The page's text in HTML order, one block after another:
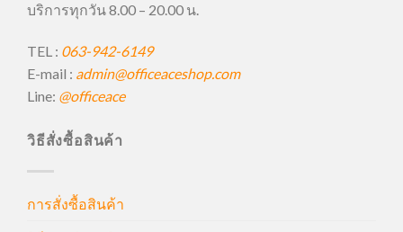
บริการทุกวัน 8.00 – 20.00 น.
TEL : 063-942-6149
E-mail : admin@officeaceshop.com
Line: @officeace
วิธีสั่งซื้อสินค้า
การสั่งซื้อสินค้า